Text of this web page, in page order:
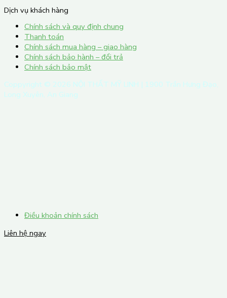
Dịch vụ khách hàng
Chính sách và quy định chung
Thanh toán
Chính sách mua hàng – giao hàng
Chính sách bảo hành – đổi trả
Chính sách bảo mật
Coppyright © 2026 NỘI THẤT MỸ LINH | 1900 Trần Hưng Đạo,
Long Xuyên, An Giang
Điều khoản chính sách
Liên hệ ngay